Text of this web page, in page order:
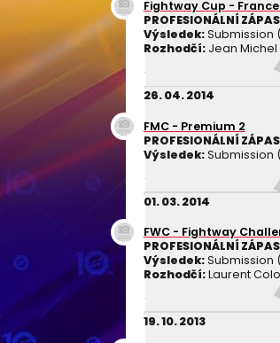
Fightway Cup -
PROFESIONÁLNÍ
Výsledek:Submission
Rozhodčí:Jean Michel
26. 04. 2014
FMC - Premium 2
PROFESIONÁLNÍ
Výsledek:Submission
01. 03. 2014
FWC - Fightway
PROFESIONÁLNÍ
Výsledek:Submission
Rozhodčí:Laurent
19. 10. 2013